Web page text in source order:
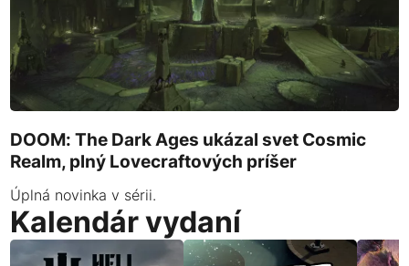
DOOM: The Dark Ages ukázal svet Cosmic
Realm, plný Lovecraftových príšer
Úplná novinka v sérii.
Kalendár vydaní